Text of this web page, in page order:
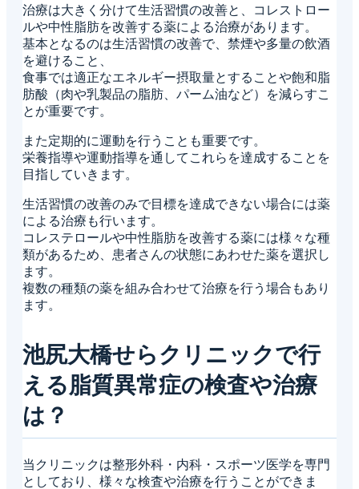
治療は大きく分けて生活習慣の改善と、コレストロー
ルや中性脂肪を改善する薬による治療があります。
基本となるのは生活習慣の改善で、禁煙や多量の飲酒
を避けること、
食事では適正なエネルギー摂取量とすることや飽和脂
肪酸（肉や乳製品の脂肪、パーム油など）を減らすこ
とが重要です。
また定期的に運動を行うことも重要です。
栄養指導や運動指導を通してこれらを達成することを
目指していきます。
生活習慣の改善のみで目標を達成できない場合には薬
による治療も行います。
コレステロールや中性脂肪を改善する薬には様々な種
類があるため、患者さんの状態にあわせた薬を選択し
ます。
複数の種類の薬を組み合わせて治療を行う場合もあり
ます。
池尻大橋せらクリニックで行
える脂質異常症の検査や治療
は？
当クリニックは整形外科・内科・スポーツ医学を専門
としており、様々な検査や治療を行うことができま